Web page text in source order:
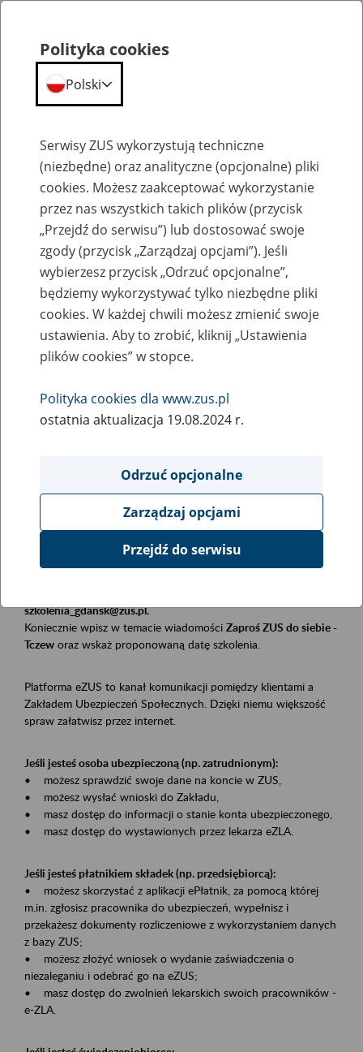
Szkolenia
Zaproś ZUS do siebie: eZUS, wizyty
rezerwowane, e-wizyty, Aktywni 50+
Rodzaj wydarzenia
Szkolenia
Obszar merytoryczny
Płatnicy, ubezpieczeni, świadczeniobiorcy
Opis wydarzenia
Szkolenie stacjonarne w siedzibie firmy, instytucji, urzędu.
szkolenia_gdansk@zus.pl.
Koniecznie wpisz w temacie wiadomości Zaproś ZUS do siebie -
Tczew oraz wskaż proponowaną datę szkolenia.
Platforma eZUS to kanał komunikacji pomiędzy klientami a
Zakładem Ubezpieczeń Społecznych. Dzięki niemu większość
spraw załatwisz przez internet.
Jeśli jesteś osoba ubezpieczoną (np. zatrudnionym):
• możesz sprawdzić swoje dane na koncie w ZUS,
• możesz wysłać wnioski do Zakładu,
• masz dostęp do informacji o stanie konta ubezpieczonego,
• masz dostęp do wystawionych przez lekarza eZLA.
Jeśli jesteś płatnikiem składek (np. przedsiębiorcą):
• możesz skorzystać z aplikacji ePłatnik, za pomocą której
m.in. zgłosisz pracownika do ubezpieczeń, wypełnisz i
przekażesz dokumenty rozliczeniowe z wykorzystaniem danych
z bazy ZUS;
• możesz złożyć wniosek o wydanie zaświadczenia o
niezaleganiu i odebrać go na eZUS;
• masz dostęp do zwolnień lekarskich swoich pracowników -
e-ZLA.
Polityka cookies
Polski
Serwisy ZUS wykorzystują techniczne
(niezbędne) oraz analityczne (opcjonalne) pliki
cookies. Możesz zaakceptować wykorzystanie
przez nas wszystkich takich plików (przycisk
„Przejdź do serwisu”) lub dostosować swoje
zgody (przycisk „Zarządzaj opcjami”). Jeśli
wybierzesz przycisk „Odrzuć opcjonalne”,
będziemy wykorzystywać tylko niezbędne pliki
cookies. W każdej chwili możesz zmienić swoje
ustawienia. Aby to zrobić, kliknij „Ustawienia
plików cookies” w stopce.
Polityka cookies dla www.zus.pl
ostatnia aktualizacja 19.08.2024 r.
Odrzuć opcjonalne
Zarządzaj opcjami
Przejdź do serwisu